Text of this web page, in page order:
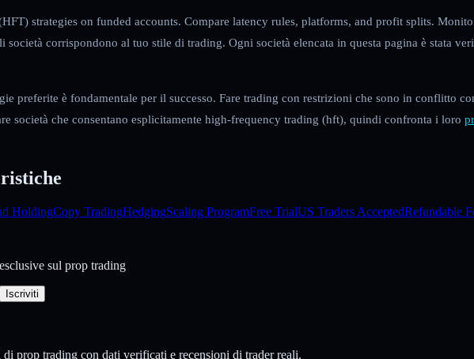
strategies on funded accounts. Compare latency rules, platforms, and profit splits.
società corrispondono al tuo stile di trading. Ogni società elencata in questa pagina è stata
preferite è fondamentale per il successo. Fare trading con restrizioni che sono in conflitto
società che consentano esplicitamente high-frequency trading (hft), quindi confronta i loro
HoldingCopy TradingHedgingScaling ProgramFree TrialUS Traders AcceptedRefundable
sul prop trading
Iscriviti
prop trading con dati verificati e recensioni di trader reali.